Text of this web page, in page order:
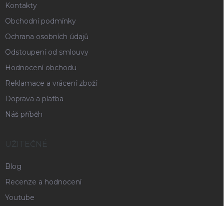
Kontakty
Obchodní podmínky
Ochrana osobních údajů
Odstoupení od smlouvy
Hodnocení obchodu
Reklamace a vrácení zboží
Doprava a platba
Náš příběh
UŽITEČNÉ
Blog
Recenze a hodnocení
Youtube